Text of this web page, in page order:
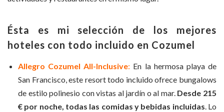
Ésta es mi selección de los mejores
hoteles con todo incluido en Cozumel
Allegro Cozumel All-Inclusive: En la hermosa playa de
San Francisco, este resort todo incluido ofrece bungalows
de estilo polinesio con vistas al jardín o al mar. Desde 215
€ por noche, todas las comidas y bebidas incluidas. Lo